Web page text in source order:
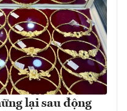
lại sau động